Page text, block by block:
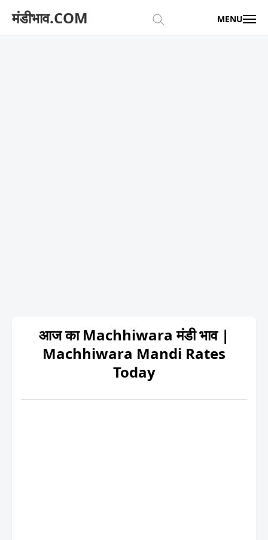
मंडीभाव.COM MENU
आज का Machhiwara मंडी भाव |
Machhiwara Mandi Rates
Today